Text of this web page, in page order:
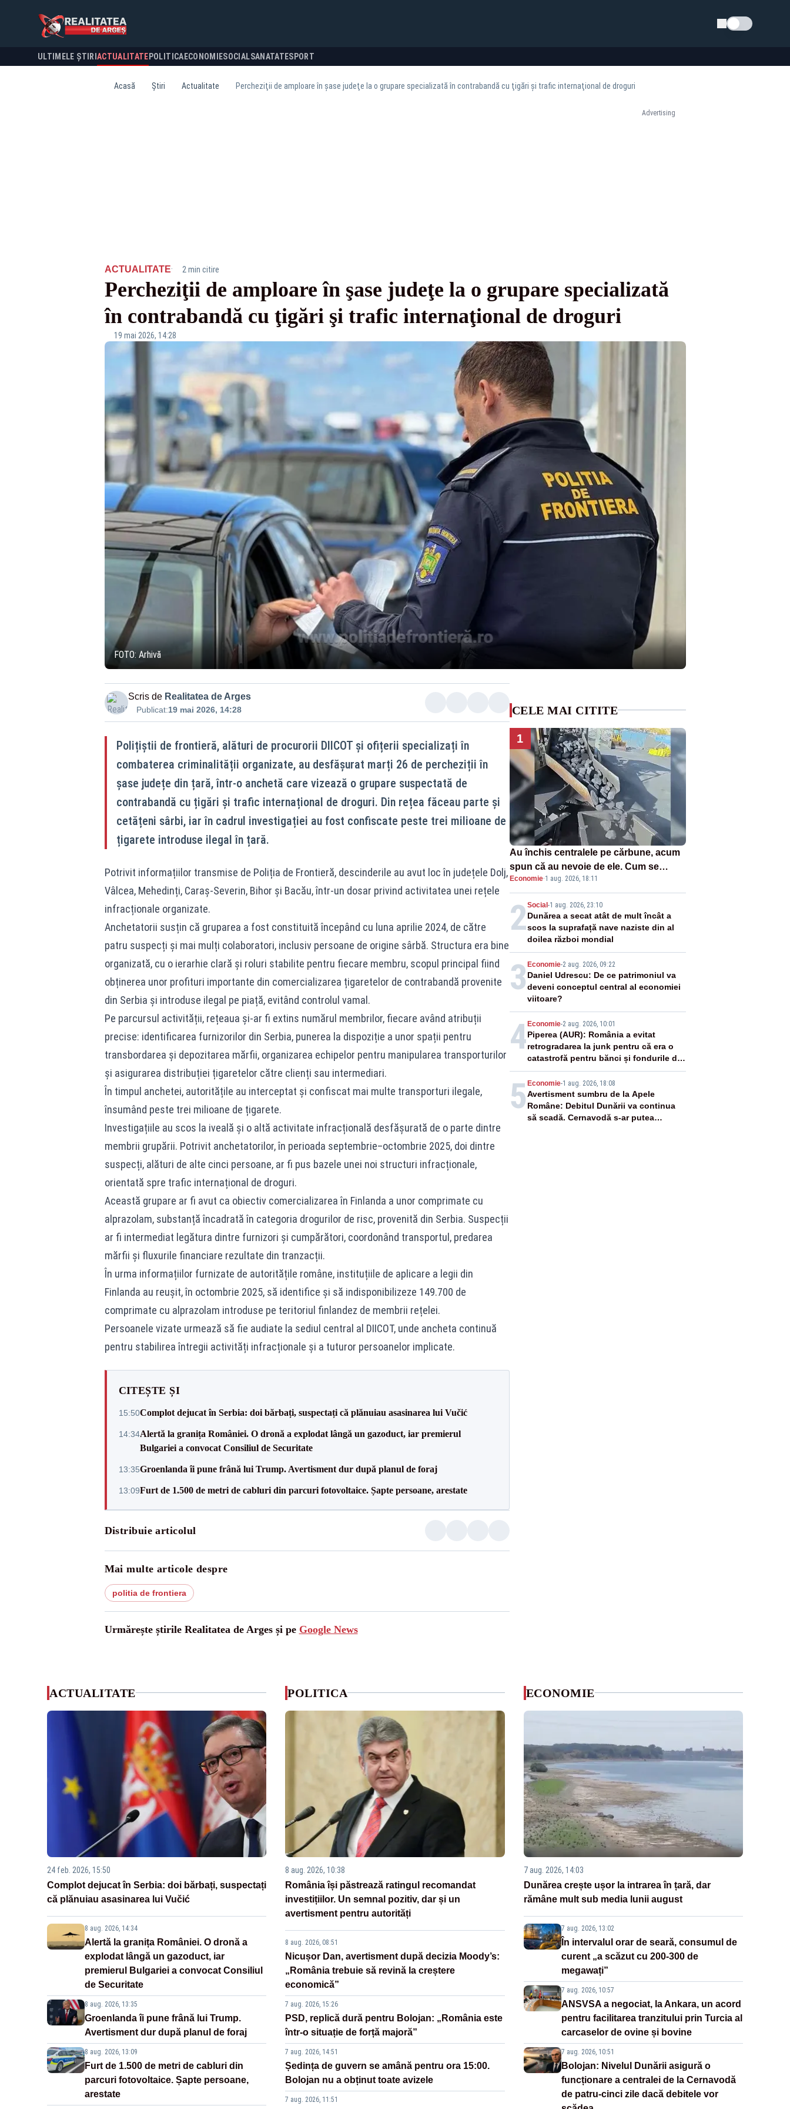
Schimba tema
ULTIMELE ȘTIRI ACTUALITATE POLITICA ECONOMIESOCIALSANATATESPORT
Acasă Știri Actualitate Percheziţii de amploare în şase judeţe la o grupare specializată în contrabandă cu ţigări şi trafic internaţional de droguri
Advertising
ACTUALITATE· 2 min citire
Percheziţii de amploare în şase judeţe la o grupare specializată
în contrabandă cu ţigări şi trafic internaţional de droguri
19 mai 2026, 14:28
FOTO: Arhivă
Scris de Realitatea de Arges
Publicat:19 mai 2026, 14:28
Polițiștii de frontieră, alături de procurorii DIICOT și ofițerii specializați în
combaterea criminalității organizate, au desfășurat marți 26 de percheziții în
șase județe din țară, într-o anchetă care vizează o grupare suspectată de
contrabandă cu țigări și trafic internațional de droguri. Din rețea făceau parte și
cetățeni sârbi, iar în cadrul investigației au fost confiscate peste trei milioane de
țigarete introduse ilegal în țară.
Potrivit informațiilor transmise de Poliția de Frontieră, descinderile au avut loc în județele Dolj,
Vâlcea, Mehedinți, Caraș-Severin, Bihor și Bacău, într-un dosar privind activitatea unei rețele
infracționale organizate.
Anchetatorii susțin că gruparea a fost constituită începând cu luna aprilie 2024, de către
patru suspecți și mai mulți colaboratori, inclusiv persoane de origine sârbă. Structura era bine
organizată, cu o ierarhie clară și roluri stabilite pentru fiecare membru, scopul principal fiind
obținerea unor profituri importante din comercializarea țigaretelor de contrabandă provenite
din Serbia și introduse ilegal pe piață, evitând controlul vamal.
Pe parcursul activității, rețeaua și-ar fi extins numărul membrilor, fiecare având atribuții
precise: identificarea furnizorilor din Serbia, punerea la dispoziție a unor spații pentru
transbordarea și depozitarea mărfii, organizarea echipelor pentru manipularea transporturilor
și asigurarea distribuției țigaretelor către clienți sau intermediari.
În timpul anchetei, autoritățile au interceptat și confiscat mai multe transporturi ilegale,
însumând peste trei milioane de țigarete.
Investigațiile au scos la iveală și o altă activitate infracțională desfășurată de o parte dintre
membrii grupării. Potrivit anchetatorilor, în perioada septembrie–octombrie 2025, doi dintre
suspecți, alături de alte cinci persoane, ar fi pus bazele unei noi structuri infracționale,
orientată spre trafic internațional de droguri.
Această grupare ar fi avut ca obiectiv comercializarea în Finlanda a unor comprimate cu
alprazolam, substanță încadrată în categoria drogurilor de risc, provenită din Serbia. Suspecții
ar fi intermediat legătura dintre furnizori și cumpărători, coordonând transportul, predarea
mărfii și fluxurile financiare rezultate din tranzacții.
În urma informațiilor furnizate de autoritățile române, instituțiile de aplicare a legii din
Finlanda au reușit, în octombrie 2025, să identifice și să indisponibilizeze 149.700 de
comprimate cu alprazolam introduse pe teritoriul finlandez de membrii rețelei.
Persoanele vizate urmează să fie audiate la sediul central al DIICOT, unde ancheta continuă
pentru stabilirea întregii activități infracționale și a tuturor persoanelor implicate.
CITEȘTE ȘI
15:50Complot dejucat în Serbia: doi bărbați, suspectați că plănuiau asasinarea lui Vučić
14:34Alertă la granița României. O dronă a explodat lângă un gazoduct, iar premierul
Bulgariei a convocat Consiliul de Securitate
13:35Groenlanda îi pune frână lui Trump. Avertisment dur după planul de foraj
13:09Furt de 1.500 de metri de cabluri din parcuri fotovoltaice. Șapte persoane, arestate
Distribuie articolul
Mai multe articole despre
politia de frontiera
Urmărește știrile Realitatea de Arges și pe Google News
CELE MAI CITITE
1
Au închis centralele pe cărbune, acum
spun că au nevoie de ele. Cum se
pasează vina în plină criză energetică
Economie·1 aug. 2026, 18:11
2Social-1 aug. 2026, 23:10
Dunărea a secat atât de mult încât a
scos la suprafață nave naziste din al
doilea război mondial
3 Economie-2 aug. 2026, 09:22
Daniel Udrescu: De ce patrimoniul va
deveni conceptul central al economiei
viitoare?
4Economie-2 aug. 2026, 10:01
Piperea (AUR): România a evitat
retrogradarea la junk pentru că era o
catastrofă pentru bănci și fondurile de
pensii
5 Economie-1 aug. 2026, 18:08
Avertisment sumbru de la Apele
Române: Debitul Dunării va continua
să scadă. Cernavodă s-ar putea
ACTUALITATE
24 feb. 2026, 15:50
Complot dejucat în Serbia: doi bărbați, suspectați
că plănuiau asasinarea lui Vučić
8 aug. 2026, 14:34
Alertă la granița României. O dronă a
explodat lângă un gazoduct, iar
premierul Bulgariei a convocat Consiliul
de Securitate
8 aug. 2026, 13:35
Groenlanda îi pune frână lui Trump.
Avertisment dur după planul de foraj
8 aug. 2026, 13:09
Furt de 1.500 de metri de cabluri din
parcuri fotovoltaice. Șapte persoane,
arestate
POLITICA
8 aug. 2026, 10:38
România își păstrează ratingul recomandat
investițiilor. Un semnal pozitiv, dar și un
avertisment pentru autorități
8 aug. 2026, 08:51
Nicușor Dan, avertisment după decizia Moody’s:
„România trebuie să revină la creștere
economică”
7 aug. 2026, 15:26
PSD, replică dură pentru Bolojan: „România este
într-o situație de forță majoră”
7 aug. 2026, 14:51
Ședința de guvern se amână pentru ora 15:00.
Bolojan nu a obținut toate avizele
7 aug. 2026, 11:51
ECONOMIE
7 aug. 2026, 14:03
Dunărea crește ușor la intrarea în țară, dar
rămâne mult sub media lunii august
7 aug. 2026, 13:02
În intervalul orar de seară, consumul de
curent „a scăzut cu 200-300 de
megawați”
7 aug. 2026, 10:57
ANSVSA a negociat, la Ankara, un acord
pentru facilitarea tranzitului prin Turcia al
carcaselor de ovine și bovine
7 aug. 2026, 10:51
Bolojan: Nivelul Dunării asigură o
funcționare a centralei de la Cernavodă
de patru-cinci zile dacă debitele vor